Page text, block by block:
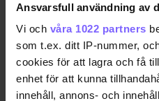
Ansvarsfull användning av
Vi och våra 1022 partners
som t.ex. ditt IP-nummer,
cookies för att lagra och få
enhet för att kunna
innehåll, annons- och
Publicerad 2010-03-21
Uppdaterad 2016-11-15
DELA DEN HÄR ARTIKELN